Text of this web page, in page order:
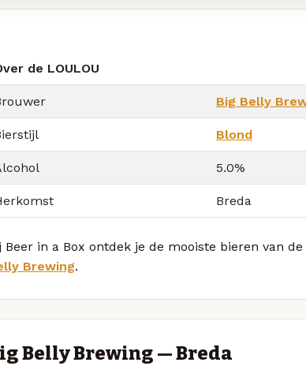
de LOULOU
Big Belly
Blond
5.0%
Breda
Beer in a Box ontdek je de mooiste bieren van
Brewing.
Belly Brewing — Breda